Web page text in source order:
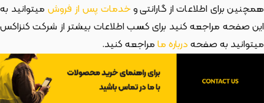
همچنین برای اطلاعات از گارانتی وخدمات پس از فروش میتوانید به
این صفحه مراجعه کنید برای کسب اطلاعات بیشتر از شرکت کنزاکس
میتوانید به صفحهدرباره مامراجعه کنید.